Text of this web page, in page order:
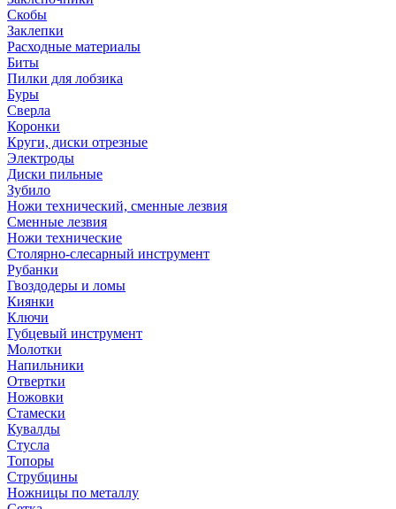
Скобы
Заклепки
Расходные материалы
Биты
Пилки для лобзика
Буры
Сверла
Коронки
Круги, диски отрезные
Электроды
Диски пильные
Зубило
Ножи технический, сменные лезвия
Сменные лезвия
Ножи технические
Столярно-слесарный инструмент
Рубанки
Гвоздодеры и ломы
Киянки
Ключи
Губцевый инструмент
Молотки
Напильники
Отвертки
Ножовки
Стамески
Кувалды
Стусла
Топоры
Струбцины
Ножницы по металлу